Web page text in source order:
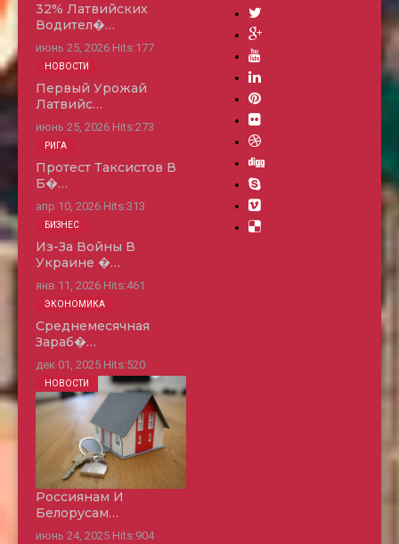
32% Латвийских
Водител�…
июнь 25, 2026 Hits:177
Первый Урожай
Латвийс…
июнь 25, 2026 Hits:273
НОВОСТИ
Протест Таксистов В
Б�…
апр 10, 2026 Hits:313
РИГА
Из-За Войны В
Украине �…
янв 11, 2026 Hits:461
БИЗНЕС
Среднемесячная
Зараб�…
дек 01, 2025 Hits:520
ЭКОНОМИКА
Россиянам И
Белорусам…
июнь 24, 2025 Hits:904
НОВОСТИ